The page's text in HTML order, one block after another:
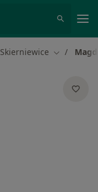
Skierniewice Zmień